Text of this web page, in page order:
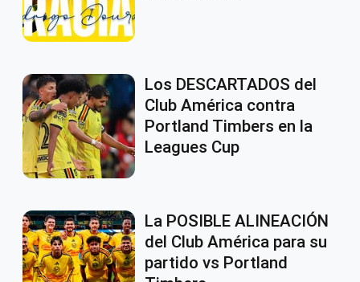
Los DESCARTADOS del
Club América contra
Portland Timbers en la
Leagues Cup
La POSIBLE ALINEACIÓN
del Club América para su
partido vs Portland